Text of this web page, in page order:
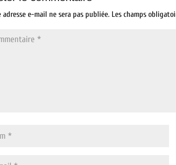
adresse e-mail ne sera pas publiée. Les champs